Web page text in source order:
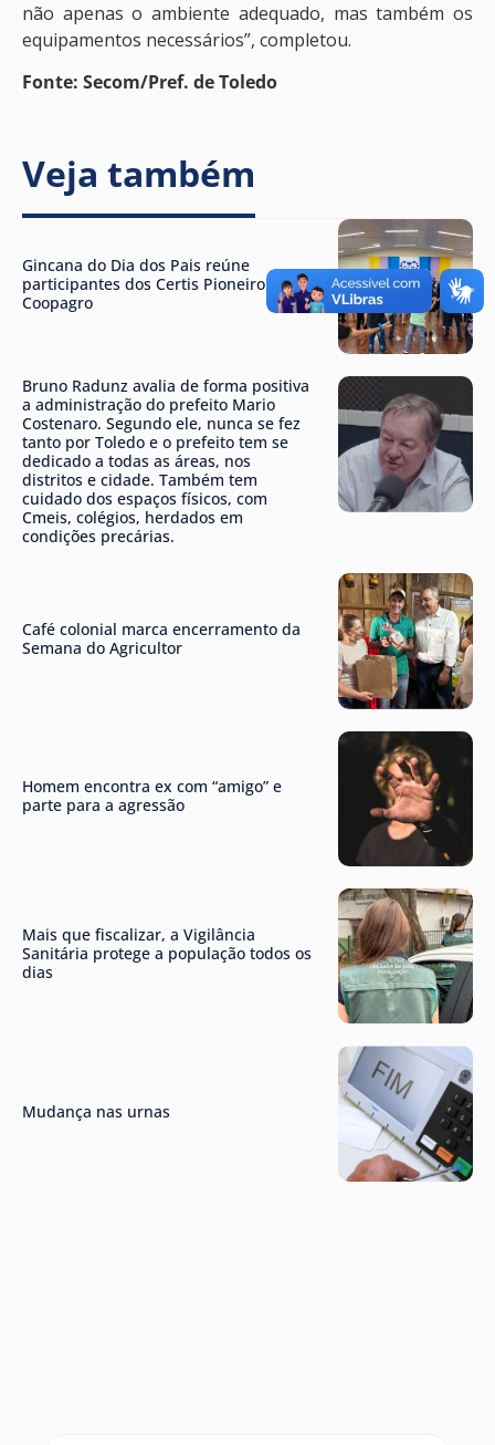
não apenas o ambiente adequado, mas também os
equipamentos necessários”, completou.
Fonte: Secom/Pref. de Toledo
Veja também
Gincana do Dia dos Pais reúne
participantes dos Certis Pioneiro e
Coopagro
Bruno Radunz avalia de forma positiva
a administração do prefeito Mario
Costenaro. Segundo ele, nunca se fez
tanto por Toledo e o prefeito tem se
dedicado a todas as áreas, nos
distritos e cidade. Também tem
cuidado dos espaços físicos, com
Cmeis, colégios, herdados em
condições precárias.
Café colonial marca encerramento da
Semana do Agricultor
Homem encontra ex com “amigo” e
parte para a agressão
Mais que fiscalizar, a Vigilância
Sanitária protege a população todos os
dias
Mudança nas urnas